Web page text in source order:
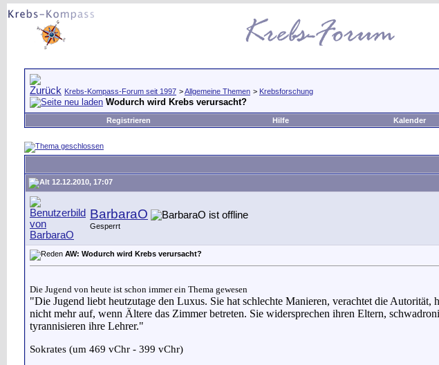
Krebs-Kompass-Forum seit 1997 >Allgemeine Themen > Krebsforschung
Wodurch wird Krebs verursacht?
Registrieren Hilfe Kalender
12.12.2010, 17:07
BarbaraO
Gesperrt
AW: Wodurch wird Krebs verursacht?
Die Jugend von heute ist schon immer ein Thema gewesen
"Die Jugend liebt heutzutage den Luxus. Sie hat schlechte Manieren, verachtet die
nicht mehr auf, wenn Ältere das Zimmer betreten. Sie widersprechen ihren Eltern,
tyrannisieren ihre Lehrer."
Sokrates (um 469 vChr - 399 vChr)